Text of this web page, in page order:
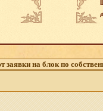
заявки на блок по